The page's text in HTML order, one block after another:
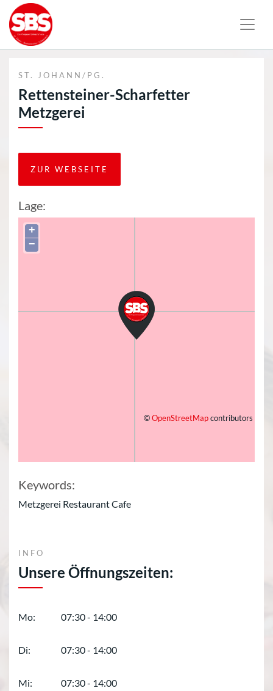
ST. JOHANN/PG.
Rettensteiner-Scharfetter
Metzgerei
ZUR WEBSEITE
Lage:
+
−
©OpenStreetMapcontributors
Keywords:
Metzgerei Restaurant Cafe
INFO
Unsere Öffnungszeiten:
Mo: 07:30 - 14:00
Di: 07:30 - 14:00
Mi: 07:30 - 14:00